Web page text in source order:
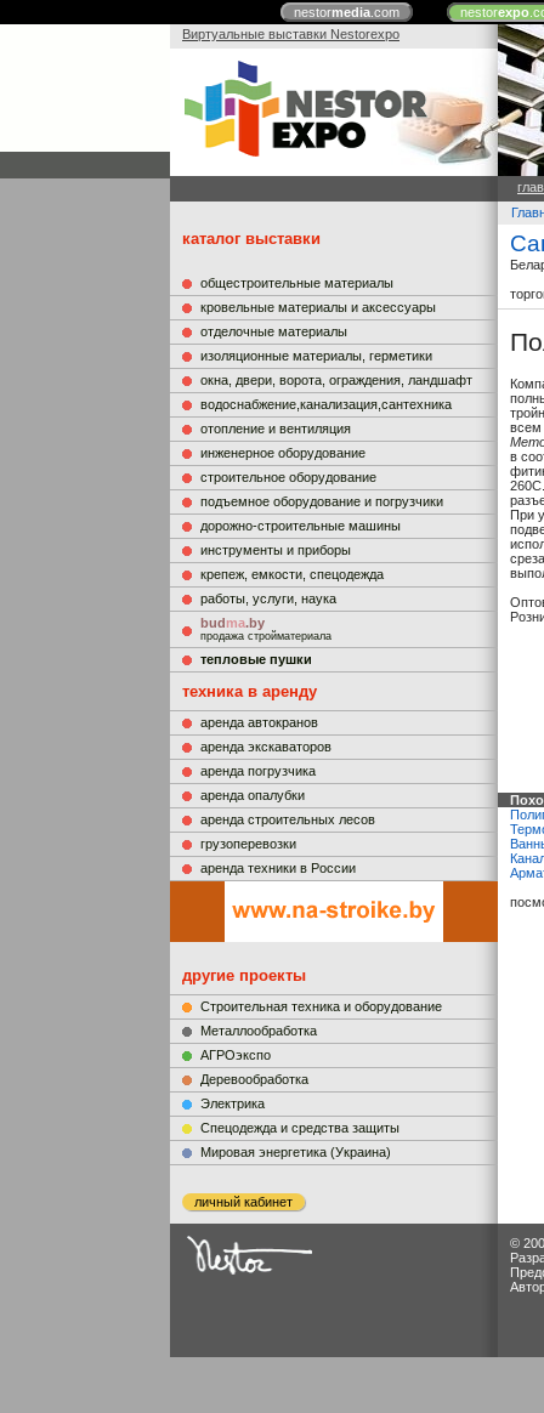
nestormedia.com nestorexpo
Виртуальные выставки Nestorexpo
каталог выставки
общестроительные материалы
кровельные материалы и аксессуары
отделочные материалы
изоляционные материалы, герметики
окна, двери, ворота, ограждения, ландшафт
водоснабжение,канализация,сантехника
отопление и вентиляция
инженерное оборудование
строительное оборудование
подъемное оборудование и погрузчики
дорожно-строительные машины
инструменты и приборы
крепеж, емкости, спецодежда
работы, услуги, наука
budma.by
продажа стройматериала
тепловые пушки
техника в аренду
аренда автокранов
аренда экскаваторов
аренда погрузчика
аренда опалубки
аренда строительных лесов
грузоперевозки
аренда техники в России
другие проекты
Строительная техника и оборудование
Металлообработка
АГРОэкспо
Деревообработка
Электрика
Cпецодежда и средства защиты
Мировая энергетика (Украина)
личный кабинет
всем
в
При
©